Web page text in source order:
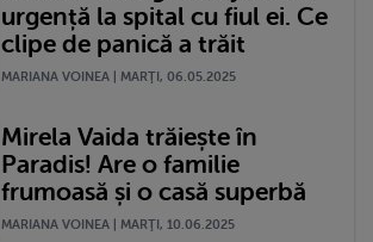
urgență la spital cu fiul ei. Ce
clipe de panică a trăit
MARIANA VOINEA | MARŢI, 06.05.2025
Mirela Vaida trăiește în
Paradis! Are o familie
frumoasă și o casă superbă
MARIANA VOINEA | MARŢI, 10.06.2025